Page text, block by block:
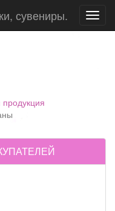
сувениры.